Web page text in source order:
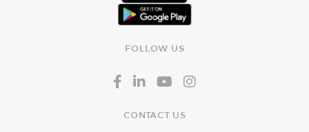
FOLLOW US
CONTACT US